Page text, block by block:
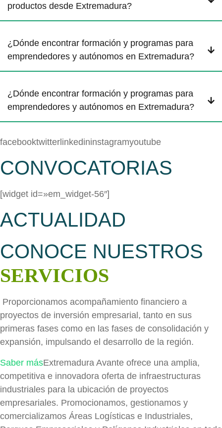
productos desde Extremadura?
¿Dónde encontrar formación y programas para
emprendedores y autónomos en Extremadura?
¿Dónde encontrar formación y programas para
emprendedores y autónomos en Extremadura?
facebooktwitterlinkedininstagramyoutube
CONVOCATORIAS
[widget id=»em_widget-56″]
ACTUALIDAD
CONOCE NUESTROS
SERVICIOS
Proporcionamos acompañamiento financiero a
proyectos de inversión empresarial, tanto en sus
primeras fases como en las fases de consolidación y
expansión, impulsando el desarrollo de la región.
Saber másExtremadura Avante ofrece una amplia,
competitiva e innovadora oferta de infraestructuras
industriales para la ubicación de proyectos
empresariales. Promocionamos, gestionamos y
comercializamos Áreas Logísticas e Industriales,